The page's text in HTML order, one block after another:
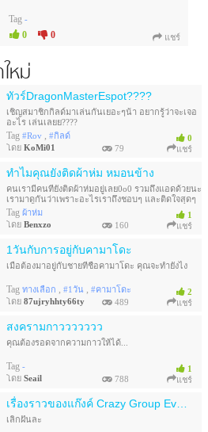
0 0
Tag -
แชร์
หม่
ทัวร์DragonMasterEspot????
0
เชิญสมาชิกกิลด์มาเล่นกันเยอะๆน้า อยากรู้ว่าจะเจอ
อะไร เล่นเลยย????
Tag #Rov , #กิลด์
โดย KoMi01 79 แชร์
ทำไมคุณยังติดผ้าห่ม​ หมอนข้าง
1
คนเรามีคนที่ยังติดผ้าห่มอยู่เลย0o0 รวมถึงแอดด้วยนะ​
เรามาดูกันว่าเพราะอะไรเราถึงชอบๆ​ และติดใจสุดๆ
กัน​ เพราะอะไรกันน้า
Tag ผ้าห่ม
โดย Benxzo 160 แชร์
1วันกับการอยู่กับคามาโดะ
2
เมื่อต้องมาอยู่กับชายที่ชื่อคามาโดะ คุณจะทำยังไง
Tag ทางเลือก , #1วัน , #คามาโดะ
โดย 87ujryhhty66ty 489 แชร์
สงครามกาววววววว
1
คุณต้องรอดจากความกาวให้ได้...
Tag -
โดย Seail 788 แชร์
เลิกฝันละ